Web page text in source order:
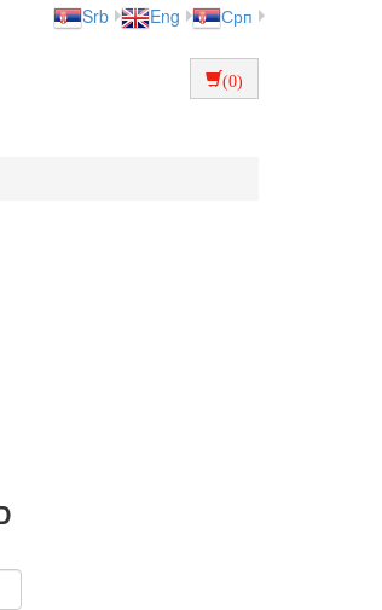
Srb Eng Срп
(0)